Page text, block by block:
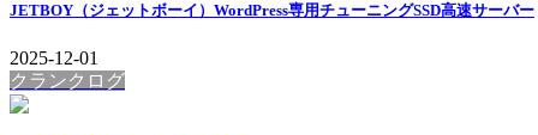
JETBOY（ジェットボーイ）WordPress専用チューニングSSD高速サーバー
2025-12-01
クランクログ